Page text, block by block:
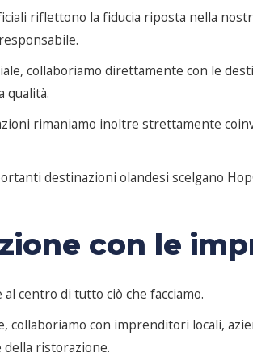
riflettono la fiducia riposta nella
collaboriamo direttamente con le
qualità.
rimaniamo inoltre strettamente
destinazioni olandesi scelgano
con le
al centro di tutto ciò che facciamo.
collaboriamo con imprenditori locali,
ristorazione.